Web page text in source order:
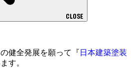
CLOSE
健全発展を願って『 日本建築塗装
す。